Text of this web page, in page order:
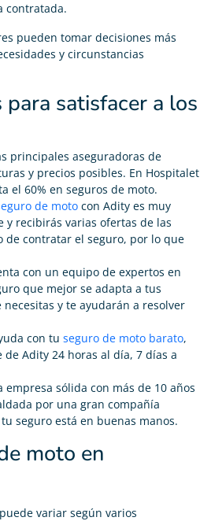
contratada.
pueden tomar decisiones más
y circunstancias
satisfacer a los
principales aseguradoras de
y precios posibles. En Hospitalet
el 60% en seguros de moto.
de moto con Adity es muy
recibirás varias ofertas de las
de contratar el seguro, por lo que
con un equipo de expertos en
que mejor se adapta a tus
y te ayudarán a resolver
con tu seguro de moto barato,
Adity 24 horas al día, 7 días a
sólida con más de 10 años
por una gran compañía
seguro está en buenas manos.
moto en
variar según varios